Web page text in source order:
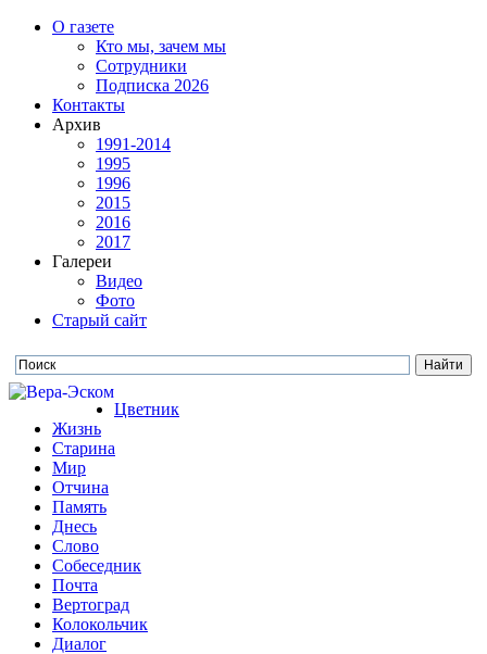
О газете
Кто мы, зачем мы
Сотрудники
Подписка 2026
Контакты
Архив
1991-2014
1995
1996
2015
2016
2017
Галереи
Видео
Фото
Старый сайт
Цветник
Жизнь
Старина
Мир
Отчина
Память
Днесь
Слово
Собеседник
Почта
Вертоград
Колокольчик
Диалог